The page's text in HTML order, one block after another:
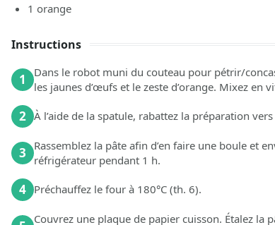
1 orange
Instructions
1
Dans le robot muni du couteau pour pétrir/
les jaunes d’œufs et le zeste d’orange. Mixez en
2 À l’aide de la spatule, rabattez la préparation
3
Rassemblez la pâte afin d’en faire une boule et
réfrigérateur pendant 1 h.
4 Préchauffez le four à 180°C (th. 6).
Couvrez une plaque de papier cuisson. Étalez la